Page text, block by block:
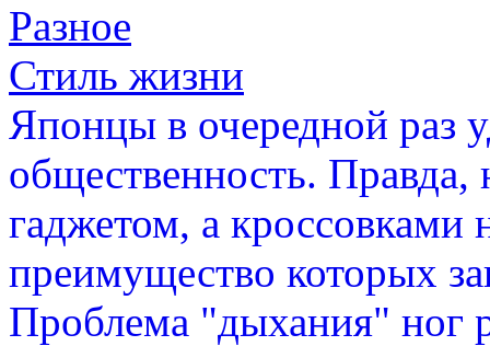
Разное
Стиль жизни
Японцы в очередной раз
общественность.
гаджетом, а кроссовками
преимущество которых
Проблема "дыхания" ног